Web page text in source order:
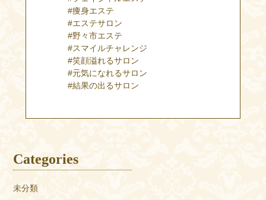
#痩身エステ
#エステサロン
#野々市エステ
#スマイルチャレンジ
#笑顔溢れるサロン
#元気になれるサロン
#結果の出るサロン
Categories
未分類